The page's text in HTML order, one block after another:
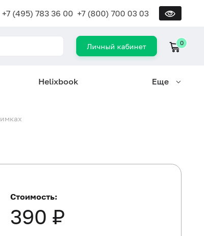
+7 (495) 783 36 00 +7 (800) 700 03 03
Личный кабинет 0
Helixbook Еще
Стоимость:
390 ₽